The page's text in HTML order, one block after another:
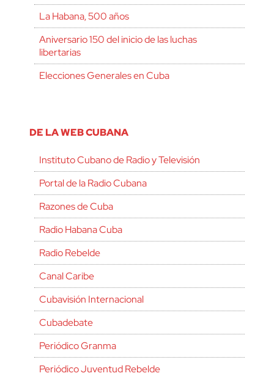
La Habana, 500 años
Aniversario 150 del inicio de las luchas
libertarias
Elecciones Generales en Cuba
DE LA WEB CUBANA
Instituto Cubano de Radio y Televisión
Portal de la Radio Cubana
Razones de Cuba
Radio Habana Cuba
Radio Rebelde
Canal Caribe
Cubavisión Internacional
Cubadebate
Periódico Granma
Periódico Juventud Rebelde